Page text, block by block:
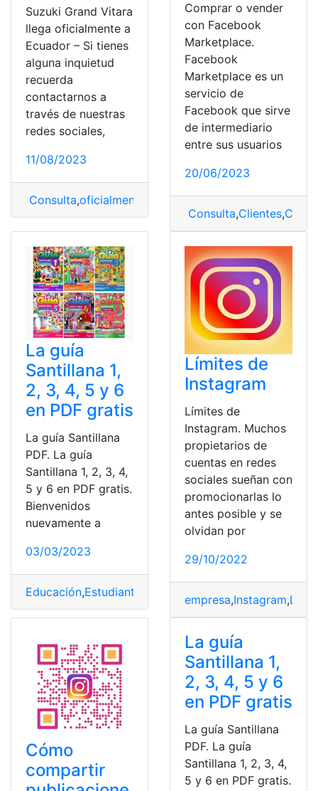
Suzuki Grand Vitara
llega oficialmente a
Ecuador – Si tienes
alguna inquietud
recuerda
contactarnos a
través de nuestras
redes sociales,
11/08/2023
Consulta,oficialmente Suzuki,Suzuki Grand,Suzuki
Comprar o vender
con Facebook
Marketplace.
Facebook
Marketplace es un
servicio de
Facebook que sirve
de intermediario
entre sus usuarios
20/06/2023
Consulta,Clientes,
La guía
Santillana 1,
2, 3, 4, 5 y 6
en PDF gratis
La guía Santillana
PDF. La guía
Santillana 1, 2, 3, 4,
5 y 6 en PDF gratis.
Bienvenidos
nuevamente a
03/03/2023
Educación,Estudiantes Materiales Plan
Límites de
Instagram
Límites de
Instagram. Muchos
propietarios de
cuentas en redes
sociales sueñan con
promocionarlas lo
antes posible y se
olvidan por
29/10/2022
empresa,Instagram,
Cómo
compartir
La guía
Santillana 1,
2, 3, 4, 5 y 6
en PDF gratis
La guía Santillana
PDF. La guía
Santillana 1, 2, 3, 4,
5 y 6 en PDF gratis.